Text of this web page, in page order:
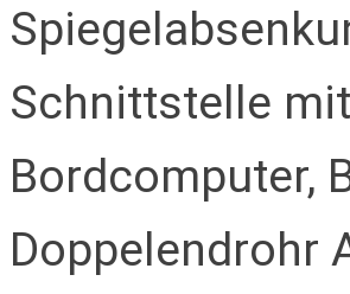
Schnittstelle
Bordcomputer,
Doppelendrohr